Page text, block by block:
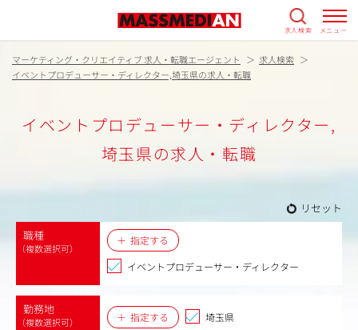
求人検索 メニュー
マーケティング・クリエイティブ 求人・転職エージェント
求人検索
イベントプロデューサー・ディレクター,埼玉県の求人・転職
イベントプロデューサー・ディレクター,
埼玉県の求人・転職
リセット
職種
（複数選択可）
指定する
イベントプロデューサー・ディレクター
勤務地
（複数選択可） 指定する 埼玉県